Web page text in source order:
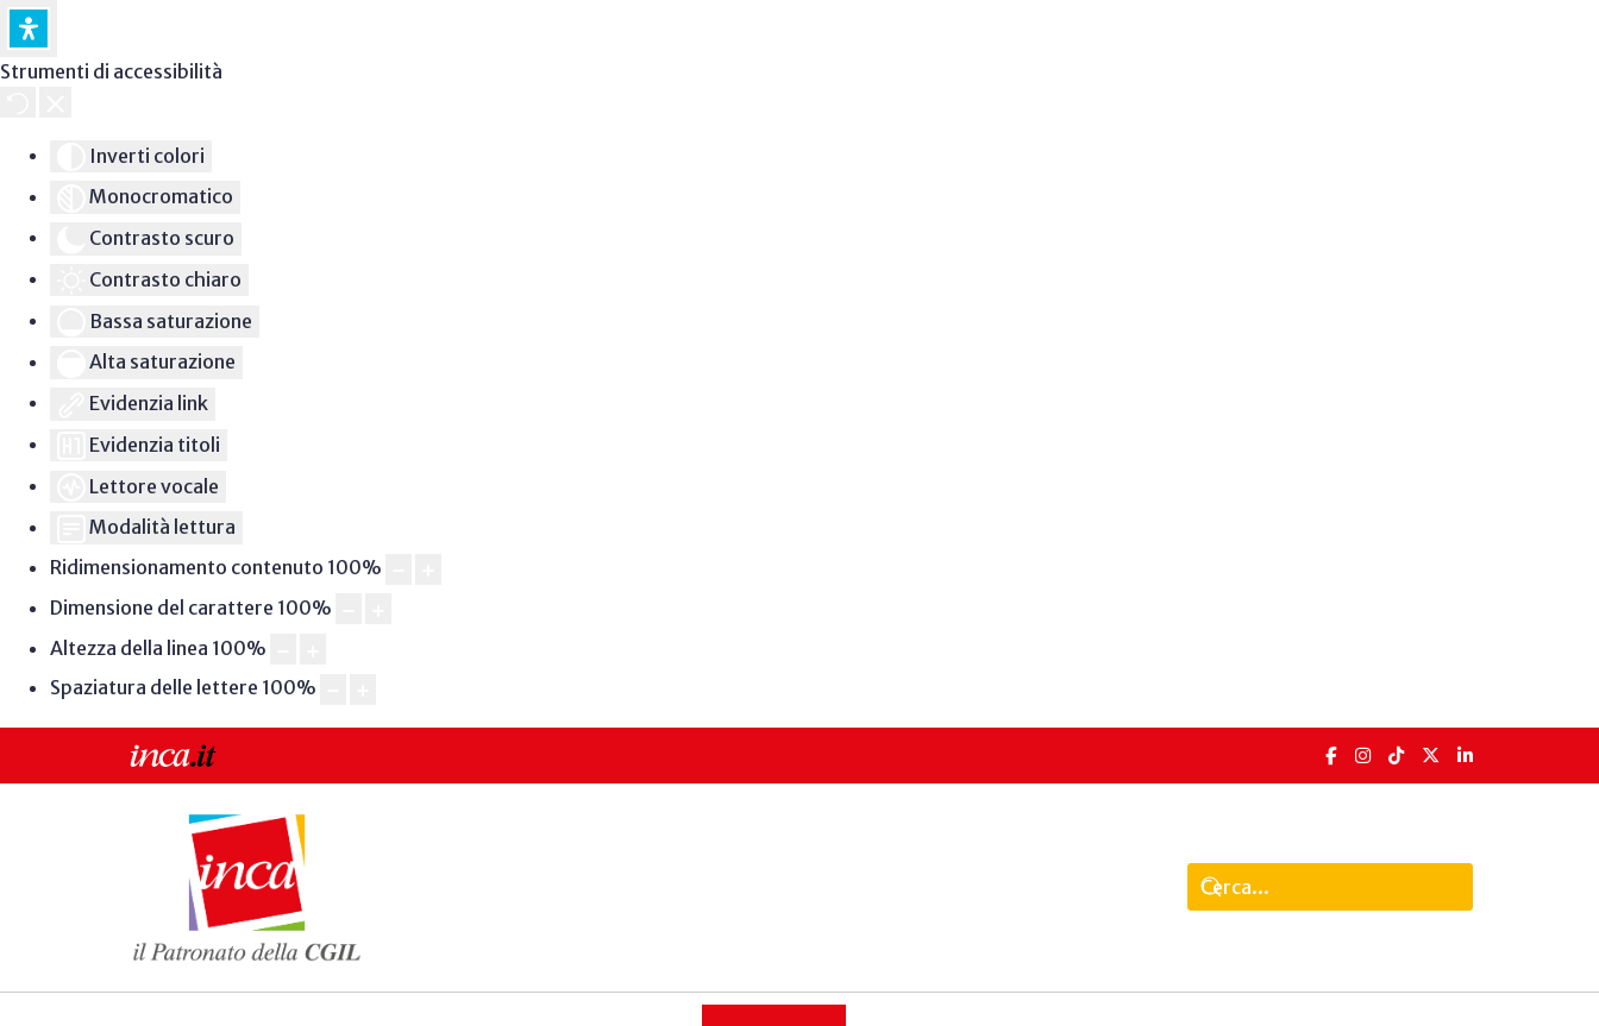
Strumenti di accessibilità
Inverti colori
Monocromatico
Contrasto scuro
Contrasto chiaro
Bassa saturazione
Alta saturazione
Evidenzia link
Evidenzia titoli
Lettore vocale
Modalità lettura
Ridimensionamento contenuto 100%
Dimensione del carattere 100%
Altezza della linea 100%
Spaziatura delle lettere 100%